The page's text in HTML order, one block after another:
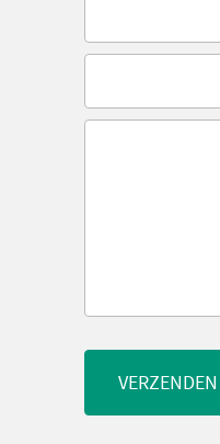
VERZENDEN